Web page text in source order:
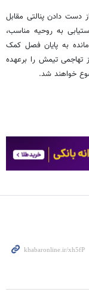
دست دادن پنالتی مقابل
به روحیه مناسب،
به پایان فصل کمک
تهاجمی تیمش را برعهده
خواهند شد.